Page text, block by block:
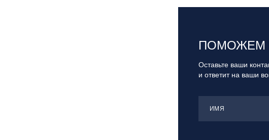
ПОМОЖЕМ
Оставьте ваши
и ответит на ваши
ИМЯ